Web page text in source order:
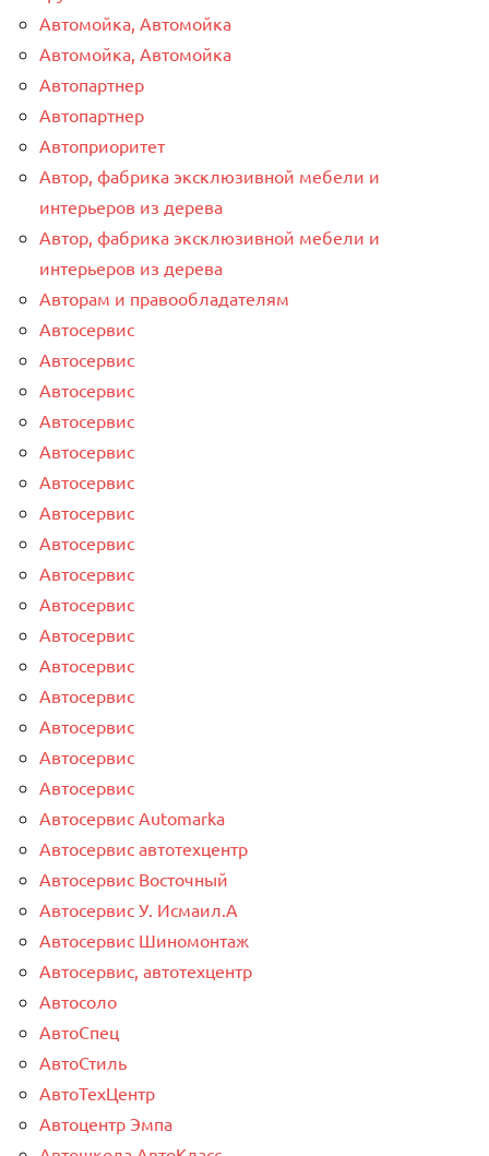
Автомойка, Автомойка
Автомойка, Автомойка
Автопартнер
Автопартнер
Автоприоритет
Автор, фабрика эксклюзивной мебели и
интерьеров из дерева
Автор, фабрика эксклюзивной мебели и
интерьеров из дерева
Авторам и правообладателям
Автосервис
Автосервис
Автосервис
Автосервис
Автосервис
Автосервис
Автосервис
Автосервис
Автосервис
Автосервис
Автосервис
Автосервис
Автосервис
Автосервис
Автосервис
Автосервис
Автосервис Automarka
Автосервис автотехцентр
Автосервис Восточный
Автосервис У. Исмаил.А
Автосервис Шиномонтаж
Автосервис, автотехцентр
Автосоло
АвтоСпец
АвтоСтиль
АвтоТехЦентр
Автоцентр Эмпа